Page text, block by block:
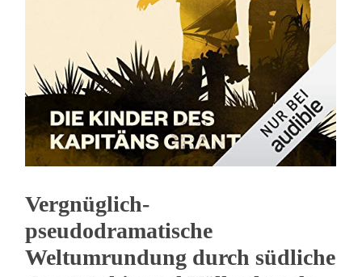
Vergnüglich-
pseudodramatische
Weltumrundung durch südliche